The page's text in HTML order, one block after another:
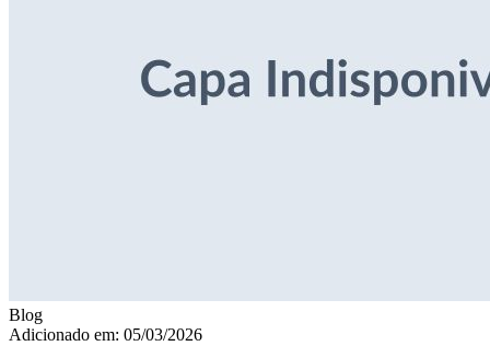
Blog
Adicionado em: 05/03/2026